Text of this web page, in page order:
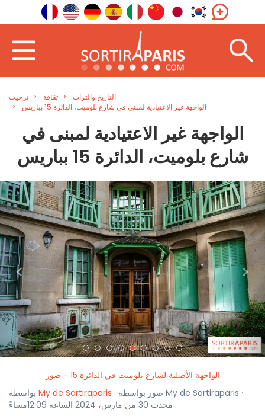
ترحيب ثقافة
التاريخ والتراث
الواجهة غير الاعتيادية لمبنى في شارع بلوميت، الدائرة 15 بباريس
الواجهة غير الاعتيادية لمبنى في
شارع بلوميت، الدائرة 15 بباريس
< >
الواجهة الأصلية لشارع بلوميت في الدائرة 15 - صور
My de Sortiraparis · صور بواسطة My de Sortiraparis ·
محدث 30 من مارس، 2024 الساعة 12:09مساءً